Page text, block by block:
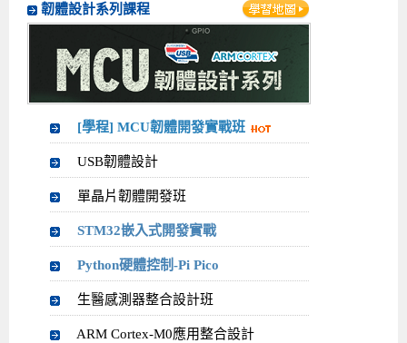
Python程式設計
Python程式設計(舊)
APCS寒暑假程式檢定班
Java 物件導向程式
Android ADK周邊裝置開發班
TI MSP430微控制器開發
生醫感測器整合設計班
NFC無線通訊設計實作班
物聯網Web整合應用實作班
轉職就業班
AIoT人工智慧與物聯網實戰人才就業班
AI智能醫療電子產品開發人才就業班
物聯網韌體工程師人才養成班
物聯網平台開發人才養成班(政府+企業雙重補助)
物聯網平台開發人才養成班
實體課程總覽
電腦視覺演算法-人臉識別實戰
OpenVINO邊緣運算實務
iPAS巨量資料分析師考照班
青少年AI人工智慧實作班
Python程式實戰養成學程
用樹莓派實現物聯網
韌體設計系列課程
[學程] MCU韌體開發實戰班
USB韌體設計
單晶片韌體開發班
STM32嵌入式開發實戰
Python硬體控制-Pi Pico
生醫感測器整合設計班
ARM Cortex-M0應用整合設計